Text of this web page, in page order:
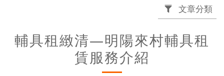
文章分類
輔具租緻清—明陽來村輔具租
賃服務介紹